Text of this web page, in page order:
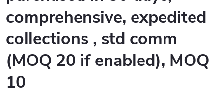
comprehensive, expedited
collections , std comm
(MOQ 20 if enabled), MOQ
10